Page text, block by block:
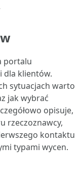
portalu
dla klientów.
sytuacjach warto
jak wybrać
opisuje,
rzeczoznawcy,
kontaktu
typami wycen.